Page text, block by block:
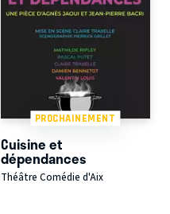
PROCHAINEMENT
Cuisine et
dépendances
Théâtre Comédie d'Aix